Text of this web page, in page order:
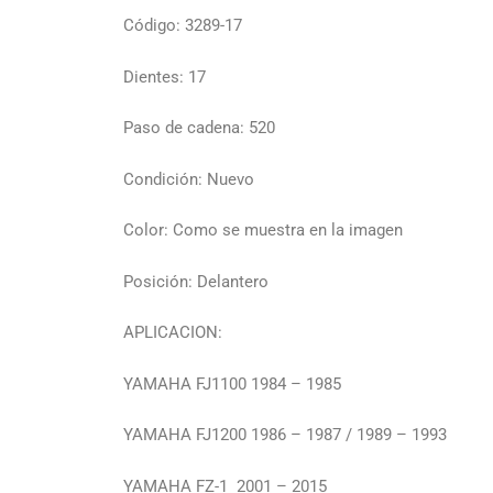
Código: 3289-17
Dientes: 17
Paso de cadena: 520
Condición: Nuevo
Color: Como se muestra en la imagen
Posición: Delantero
APLICACION:
YAMAHA FJ1100 1984 – 1985
YAMAHA FJ1200 1986 – 1987 / 1989 – 1993
YAMAHA FZ-1 2001 – 2015